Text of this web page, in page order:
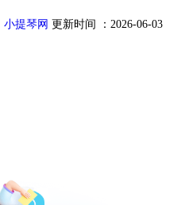
小提琴网 更新时间 ：2026-06-03